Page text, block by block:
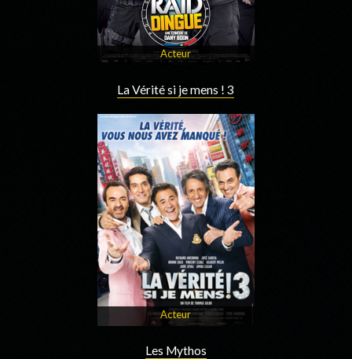
Acteur
La Vérité si je mens ! 3
Acteur
Les Mythos